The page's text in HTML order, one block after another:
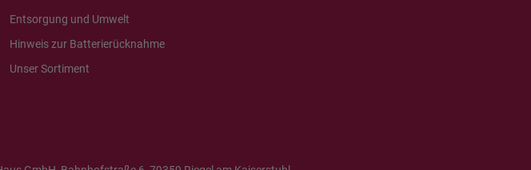
Entsorgung und Umwelt
Hinweis zur Batterierücknahme
Unser Sortiment